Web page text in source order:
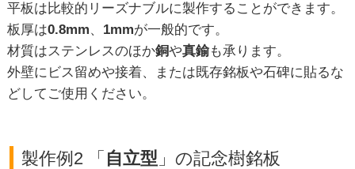
平板は比較的リーズナブルに製作することができます。
板厚は0.8mm、 1mmが一般的です。
材質はステンレスのほか銅や真鍮も承ります。
外壁にビス留めや接着、または既存銘板や石碑に貼るな
どしてご使用ください。
製作例2 「 自立型 」の記念樹銘板